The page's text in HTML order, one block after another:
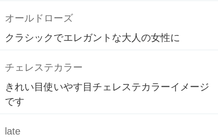
オールドローズ
クラシックでエレガントな大人の女性に
チェレステカラー
きれい目使いやす目チェレステカラーイメージ
です
late